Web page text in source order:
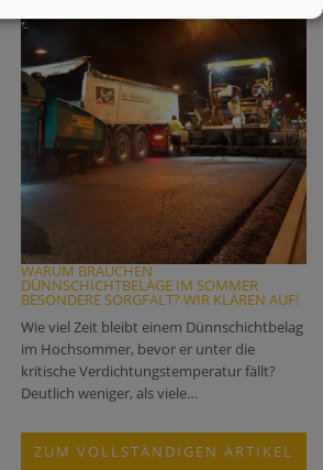
WARUM BRAUCHEN
DÜNNSCHICHTBELÄGE IM SOMMER
BESONDERE SORGFALT? WIR KLÄREN AUF!
Wie viel Zeit bleibt einem Dünnschichtbelag
im Hochsommer, bevor er unter die
kritische Verdichtungstemperatur fällt?
Deutlich weniger, als viele…
ZUM VOLLSTÄNDIGEN ARTIKEL